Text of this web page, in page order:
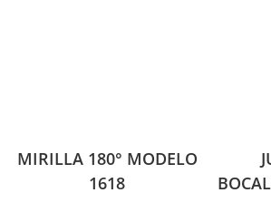
MIRILLA 180° MODELO
1618